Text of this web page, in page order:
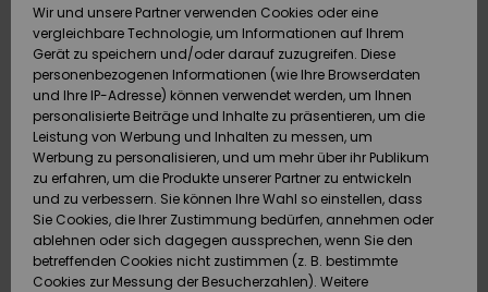
Schuhe&
Flip-Flops
Surf
Snow
Brandneu
Schuhe&
Flip-Flops
Surf
Snow
Brandneu
Highlights
Snow
SURF
Highlights
Community
SNOW
Snow Shop
Damen
Highlights
Community
DOPPELTER
RABATT
Outlet
Frauen
HILFE & KONTAKT
Retouren
Bezahlung
Geschenkkarte
Quiksilver
Freedom
Datenschutz
Wir und unsere Partner verwenden Cookies oder eine
vergleichbare Technologie, um Informationen auf Ihrem
Gerät zu speichern und/oder darauf zuzugreifen. Diese
personenbezogenen Informationen (wie Ihre Browserdaten
und Ihre IP-Adresse) können verwendet werden, um Ihnen
personalisierte Beiträge und Inhalte zu präsentieren, um die
Leistung von Werbung und Inhalten zu messen, um
Werbung zu personalisieren, und um mehr über ihr Publikum
zu erfahren, um die Produkte unserer Partner zu entwickeln
und zu verbessern. Sie können Ihre Wahl so einstellen, dass
Sie Cookies, die Ihrer Zustimmung bedürfen, annehmen oder
ablehnen oder sich dagegen aussprechen, wenn Sie den
betreffenden Cookies nicht zustimmen (z. B. bestimmte
Cookies zur Messung der Besucherzahlen). Weitere